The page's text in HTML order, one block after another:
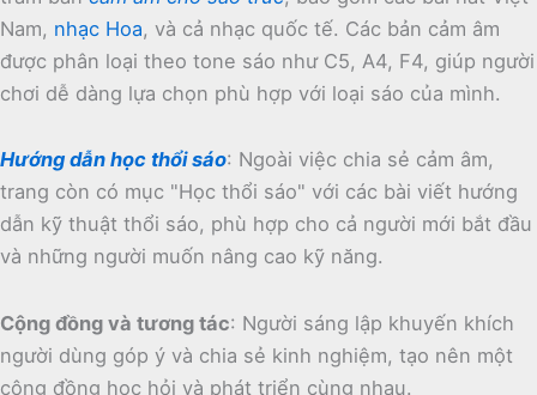
Nam, nhạc Hoa, và cả nhạc quốc tế. Các bản cảm âm
được phân loại theo tone sáo như C5, A4, F4, giúp người
chơi dễ dàng lựa chọn phù hợp với loại sáo của mình.
Hướng dẫn học thổi sáo: Ngoài việc chia sẻ cảm âm,
trang còn có mục "Học thổi sáo" với các bài viết hướng
dẫn kỹ thuật thổi sáo, phù hợp cho cả người mới bắt đầu
và những người muốn nâng cao kỹ năng.
Cộng đồng và tương tác: Người sáng lập khuyến khích
người dùng góp ý và chia sẻ kinh nghiệm, tạo nên một
cộng đồng học hỏi và phát triển cùng nhau.